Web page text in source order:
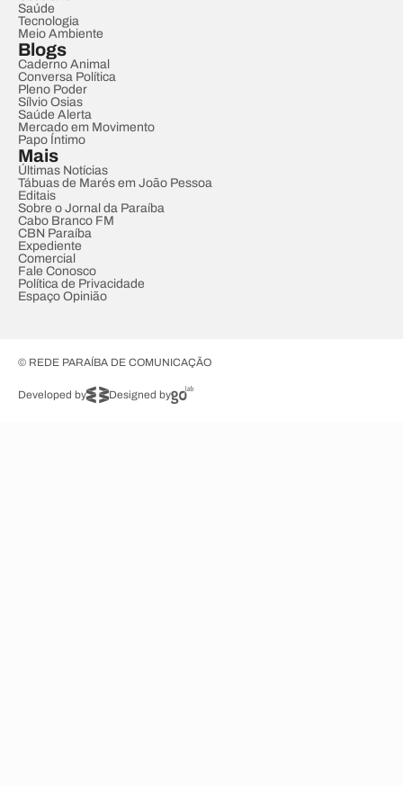
Saúde
Tecnologia
Meio Ambiente
Blogs
Caderno Animal
Conversa Política
Pleno Poder
Sílvio Osias
Saúde Alerta
Mercado em Movimento
Papo Íntimo
Mais
Últimas Notícias
Tábuas de Marés em João Pessoa
Editais
Sobre o Jornal da Paraíba
Cabo Branco FM
CBN Paraíba
Expediente
Comercial
Fale Conosco
Política de Privacidade
Espaço Opinião
© REDE PARAÍBA DE COMUNICAÇÃO
Developed by Designed by